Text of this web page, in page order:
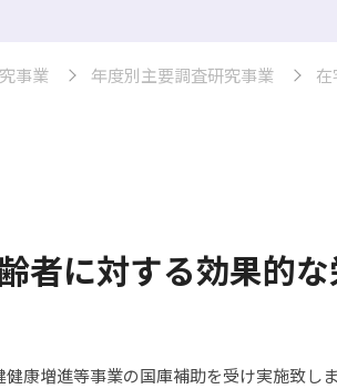
事業 年度別主要調査研究事業
者に対する効果的
康増進等事業の国庫補助を受け実施致しま